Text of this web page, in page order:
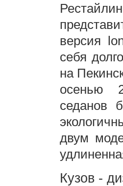
версия
себя
на
осенью
седанов
двум
Кузов -